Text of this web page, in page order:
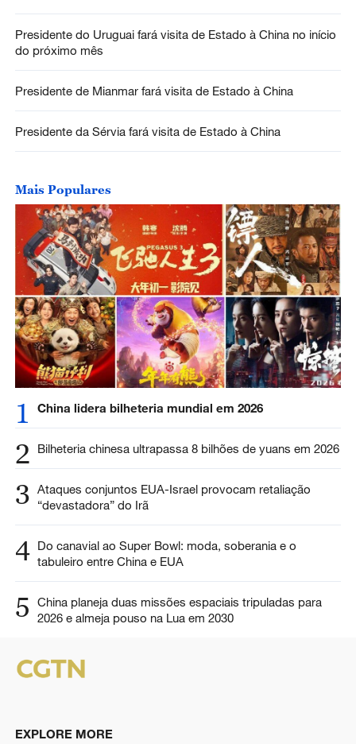
Presidente do Uruguai fará visita de Estado à China no início
do próximo mês
Presidente de Mianmar fará visita de Estado à China
Presidente da Sérvia fará visita de Estado à China
Mais Populares
1 China lidera bilheteria mundial em 2026
2 Bilheteria chinesa ultrapassa 8 bilhões de yuans em 2026
3 Ataques conjuntos EUA-Israel provocam retaliação
“devastadora” do Irã
4 Do canavial ao Super Bowl: moda, soberania e o
tabuleiro entre China e EUA
5
China planeja duas missões espaciais tripuladas para
2026 e almeja pouso na Lua em 2030
EXPLORE MORE